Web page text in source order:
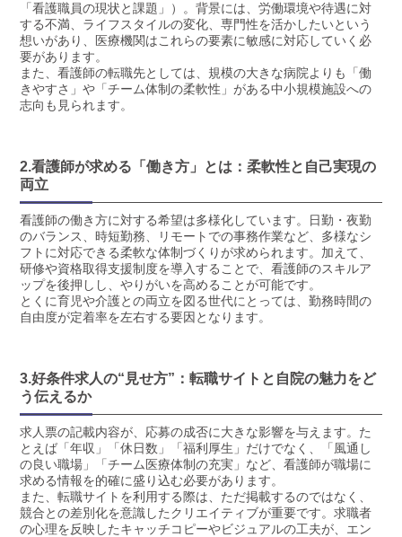
「看護職員の現状と課題」）。背景には、労働環境や待遇に対
する不満、ライフスタイルの変化、専門性を活かしたいという
想いがあり、医療機関はこれらの要素に敏感に対応していく必
要があります。
また、看護師の転職先としては、規模の大きな病院よりも「働
きやすさ」や「チーム体制の柔軟性」がある中小規模施設への
志向も見られます。
2.看護師が求める「働き方」とは：柔軟性と自己実現の
両立
看護師の働き方に対する希望は多様化しています。日勤・夜勤
のバランス、時短勤務、リモートでの事務作業など、多様なシ
フトに対応できる柔軟な体制づくりが求められます。加えて、
研修や資格取得支援制度を導入することで、看護師のスキルア
ップを後押しし、やりがいを高めることが可能です。
とくに育児や介護との両立を図る世代にとっては、勤務時間の
自由度が定着率を左右する要因となります。
3.好条件求人の“見せ方”：転職サイトと自院の魅力をど
う伝えるか
求人票の記載内容が、応募の成否に大きな影響を与えます。た
とえば「年収」「休日数」「福利厚生」だけでなく、「風通し
の良い職場」「チーム医療体制の充実」など、看護師が職場に
求める情報を的確に盛り込む必要があります。
また、転職サイトを利用する際は、ただ掲載するのではなく、
競合との差別化を意識したクリエイティブが重要です。求職者
の心理を反映したキャッチコピーやビジュアルの工夫が、エン